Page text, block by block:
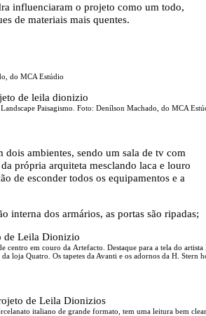
influenciaram o projeto como um todo,
de materiais mais quentes.
do MCA Estúdio
Paisagismo. Foto: Denílson Machado, do MCA
ambientes, sendo um sala de tv com
própria arquiteta mesclando laca e louro
de esconder todos os equipamentos e a
interna dos armários, as portas são ripadas;
centro em couro da Artefacto. Destaque para a tela do
loja Quatro. Os tapetes da Avanti e os adornos da H. Stern
italiano de grande formato, tem uma leitura bem